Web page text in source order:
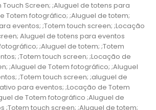
Screen; ;Aluguel de totens para
Totem fotográfico; ;Aluguel de totem;
eventos; ;Totem touch screen; ;Locação
Aluguel de totens para eventos
;Aluguel de totem; ;Totem
;Totem touch screen; ;Locação de
;Aluguel de Totem fotográfico; ;Aluguel
;Totem touch screen; ;aluguel de
para eventos; ;Locação de Totem
de Totem fotográfico ;Aluguel de
;Totem touch screen; ;Aluguel de totem;